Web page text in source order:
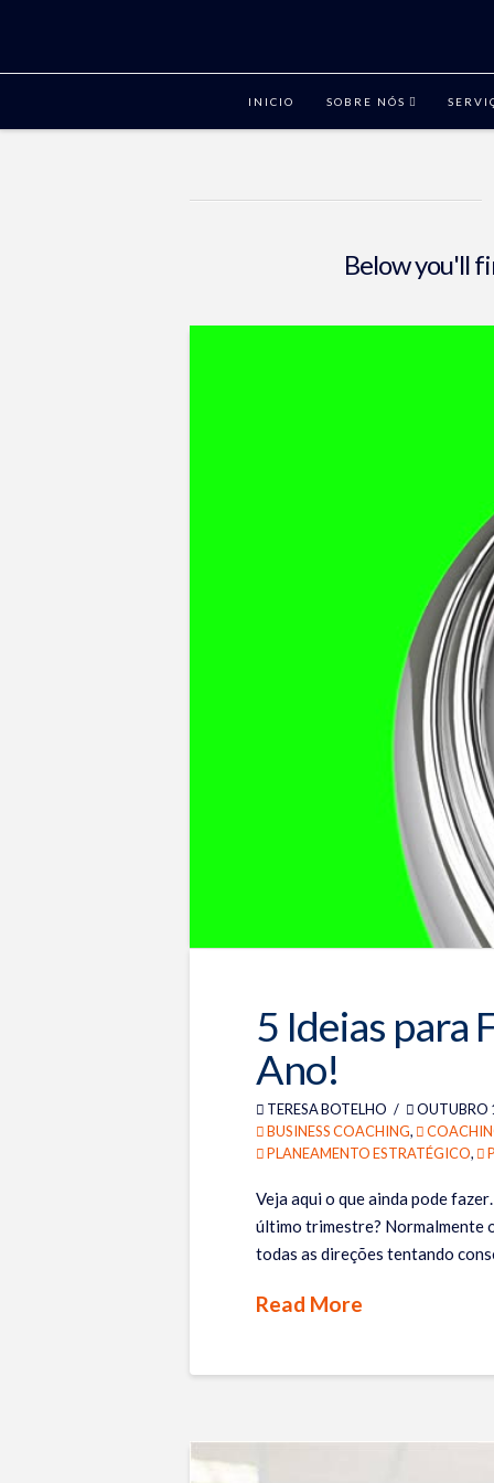
INICIO SOBRE NÓS
Below you'll
5 Ideias para
Ano!
TERESA BOTELHO
OUTUBRO
BUSINESS COACHING,
PLANEAMENTO ESTRATÉGICO,
Veja aqui o que ainda pode
último trimestre? Normalmente
todas as direções tentando
Read More
Ideias